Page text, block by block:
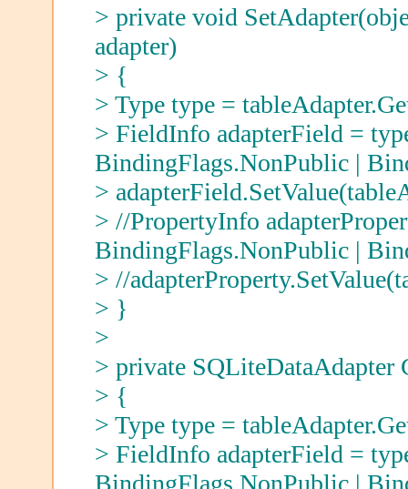
> private void
adapter)
> {
> Type type =
> FieldInfo adapterField =
BindingFlags.NonPublic |
>
> //PropertyInfo
BindingFlags.NonPublic |
> //
> }
>
> private SQLiteDataAdapter
> {
> Type type =
> FieldInfo adapterField =
BindingFlags.NonPublic |